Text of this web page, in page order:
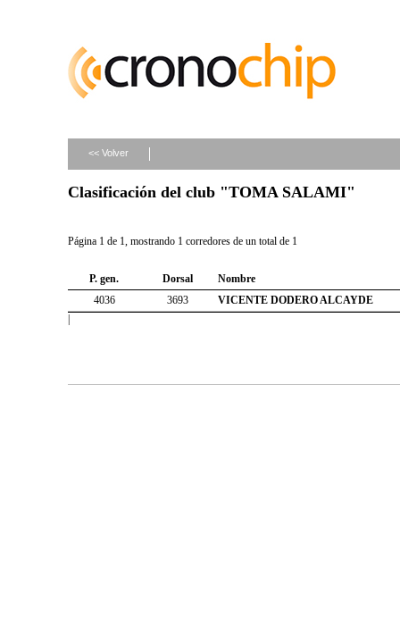
<< Volver
Clasificación del club "TOMA SALAMI"
Página 1 de 1, mostrando 1 corredores de un total de 1
P. gen. Dorsal
Nombre
4036
3693
VICENTE DODERO ALCAYDE
|